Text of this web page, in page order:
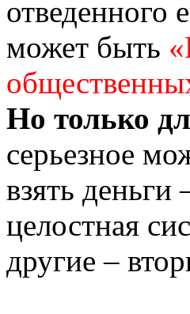
отведенного
может быть
Но только
серьезное
взять деньги
целостная
другие –